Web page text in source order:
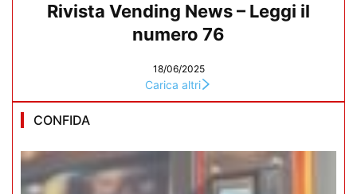
Rivista Vending News – Leggi il
numero 76
18/06/2025
Carica altri
CONFIDA